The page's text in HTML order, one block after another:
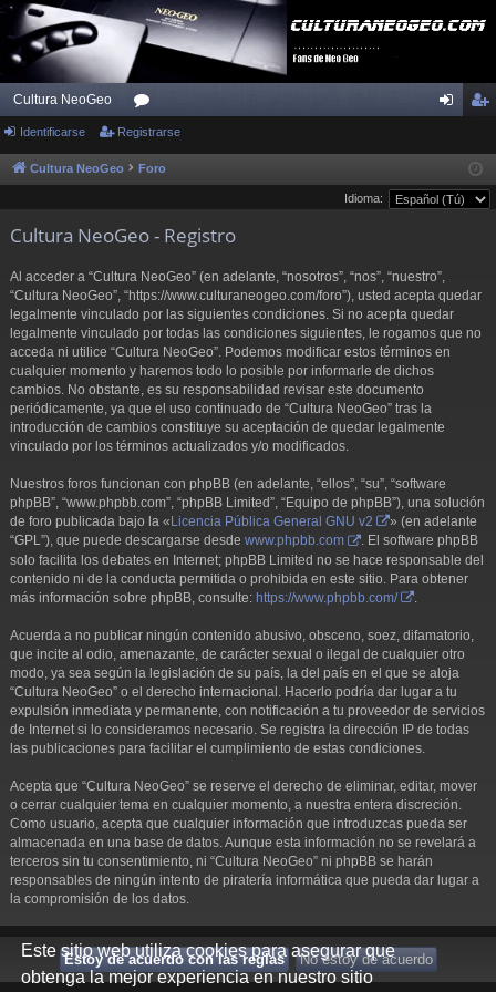
Este sitio web utiliza cookies para asegurar que
obtenga la mejor experiencia en nuestro sitio
Cultura NeoGeo
or
os
fic
ist
ra
Identificarse Registrarse
Cultura NeoGeo Foro
Idioma:
Cultura NeoGeo - Registro
Al acceder a “Cultura NeoGeo” (en adelante, “nosotros”, “nos”, “nuestro”,
“Cultura NeoGeo”, “https://www.culturaneogeo.com/foro”), usted acepta quedar
legalmente vinculado por las siguientes condiciones. Si no acepta quedar
legalmente vinculado por todas las condiciones siguientes, le rogamos que no
acceda ni utilice “Cultura NeoGeo”. Podemos modificar estos términos en
cualquier momento y haremos todo lo posible por informarle de dichos
cambios. No obstante, es su responsabilidad revisar este documento
periódicamente, ya que el uso continuado de “Cultura NeoGeo” tras la
introducción de cambios constituye su aceptación de quedar legalmente
vinculado por los términos actualizados y/o modificados.
Nuestros foros funcionan con phpBB (en adelante, “ellos”, “su”, “software
phpBB”, “www.phpbb.com”, “phpBB Limited”, “Equipo de phpBB”), una solución
de foro publicada bajo la « Licencia Pública General GNU v2
» (en adelante
“GPL”), que puede descargarse desde www.phpbb.com
. El software phpBB
solo facilita los debates en Internet; phpBB Limited no se hace responsable del
contenido ni de la conducta permitida o prohibida en este sitio. Para obtener
más información sobre phpBB, consulte: https://www.phpbb.com/ .
Acuerda a no publicar ningún contenido abusivo, obsceno, soez, difamatorio,
que incite al odio, amenazante, de carácter sexual o ilegal de cualquier otro
modo, ya sea según la legislación de su país, la del país en el que se aloja
“Cultura NeoGeo” o el derecho internacional. Hacerlo podría dar lugar a tu
expulsión inmediata y permanente, con notificación a tu proveedor de servicios
de Internet si lo consideramos necesario. Se registra la dirección IP de todas
las publicaciones para facilitar el cumplimiento de estas condiciones.
Acepta que “Cultura NeoGeo” se reserve el derecho de eliminar, editar, mover
o cerrar cualquier tema en cualquier momento, a nuestra entera discreción.
Como usuario, acepta que cualquier información que introduzcas pueda ser
almacenada en una base de datos. Aunque esta información no se revelará a
terceros sin tu consentimiento, ni “Cultura NeoGeo” ni phpBB se harán
responsables de ningún intento de piratería informática que pueda dar lugar a
la compromisión de los datos.